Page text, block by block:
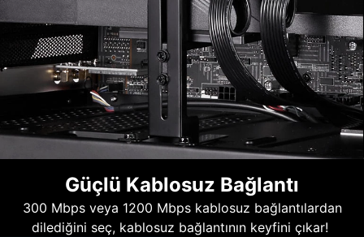
Güçlü Kablosuz Bağlantı
300 Mbps veya 1200 Mbps kablosuz bağlantılardan
dilediğini seç, kablosuz bağlantının keyfini çıkar!